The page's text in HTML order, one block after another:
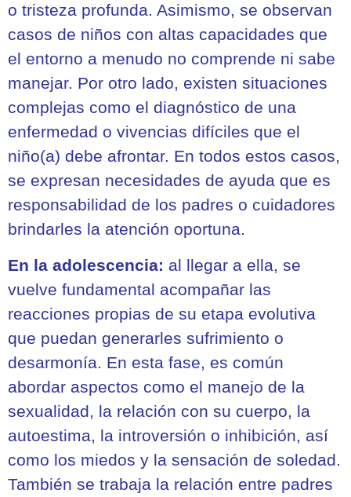
o tristeza profunda. Asimismo, se observan
casos de niños con altas capacidades que
el entorno a menudo no comprende ni sabe
manejar. Por otro lado, existen situaciones
complejas como el diagnóstico de una
enfermedad o vivencias difíciles que el
niño(a) debe afrontar. En todos estos casos,
se expresan necesidades de ayuda que es
responsabilidad de los padres o cuidadores
brindarles la atención oportuna.
En la adolescencia: al llegar a ella, se
vuelve fundamental acompañar las
reacciones propias de su etapa evolutiva
que puedan generarles sufrimiento o
desarmonía. En esta fase, es común
abordar aspectos como el manejo de la
sexualidad, la relación con su cuerpo, la
autoestima, la introversión o inhibición, así
como los miedos y la sensación de soledad.
También se trabaja la relación entre padres